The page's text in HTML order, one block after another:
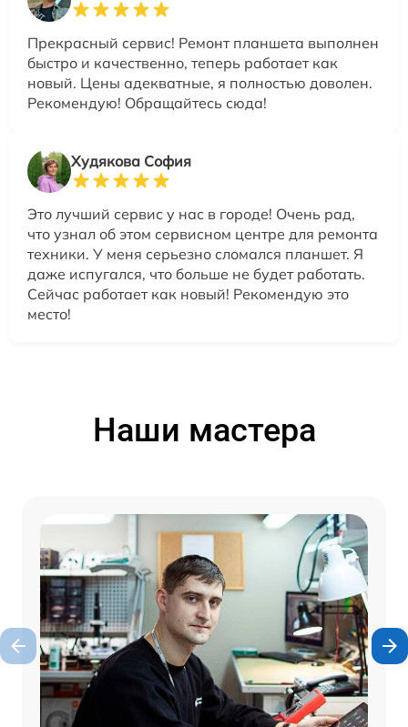
Прекрасный сервис! Ремонт планшета выполнен
быстро и качественно, теперь работает как
новый. Цены адекватные, я полностью доволен.
Рекомендую! Обращайтесь сюда!
Худякова София
Это лучший сервис у нас в городе! Очень рад,
что узнал об этом сервисном центре для ремонта
техники. У меня серьезно сломался планшет. Я
даже испугался, что больше не будет работать.
Сейчас работает как новый! Рекомендую это
место!
Наши мастера